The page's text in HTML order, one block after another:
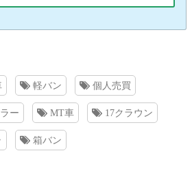
軽バン 個人売買
ー MT車 17クラウン
箱バン